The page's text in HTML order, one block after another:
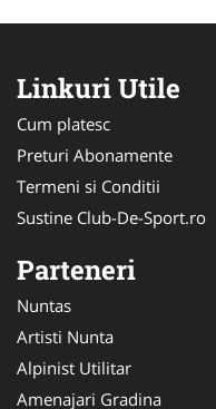
Linkuri Utile
Cum platesc
Preturi Abonamente
Termeni si Conditii
Sustine Club-De-Sport.ro
Parteneri
Nuntas
Artisti Nunta
Alpinist Utilitar
Amenajari Gradina